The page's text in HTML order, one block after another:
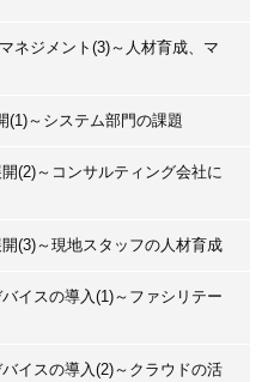
ネジメント(3)～人材育成、マ
～システム部門の課題
(2)～コンサルティング会社に
(3)～現地スタッフの人材育成
イスの導入(1)～ファシリテー
イスの導入(2)～クラウドの活